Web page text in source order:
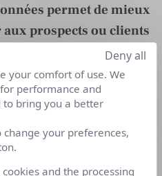
permet de mieux
aux prospects ou clients
préoccupations .
l’intérêt des
des livres blancs,
clients, articles
par email,
sociaux, microsite et
your comfort of use. We
performance and
to bring you a better
your preferences,
and the processing
Deny all